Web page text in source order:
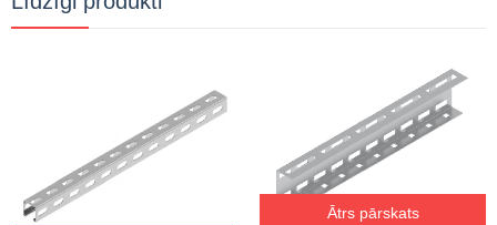
Ātrs pārskats